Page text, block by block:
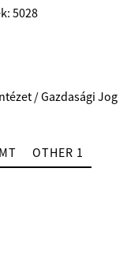
5028
/ Gazdasági Jog
OTHER 1